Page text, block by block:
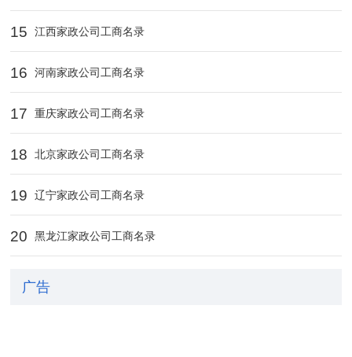
15 江西家政公司工商名录
16 河南家政公司工商名录
17 重庆家政公司工商名录
18 北京家政公司工商名录
19 辽宁家政公司工商名录
20 黑龙江家政公司工商名录
广告